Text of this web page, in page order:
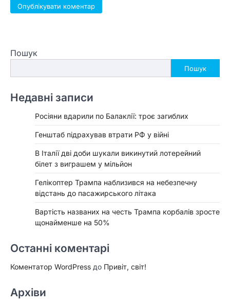
Пошук
Пошук
Недавні записи
Росіяни вдарили по Балаклії: троє загиблих
Генштаб підрахував втрати РФ у війні
В Італії дві доби шукали викинутий лотерейний
білет з виграшем у мільйон
Гелікоптер Трампа наблизився на небезпечну
відстань до пасажирського літака
Вартість названих на честь Трампа корбалів зросте
щонайменше на 50%
Останні коментарі
Коментатор WordPress до Привіт, світ!
Архіви